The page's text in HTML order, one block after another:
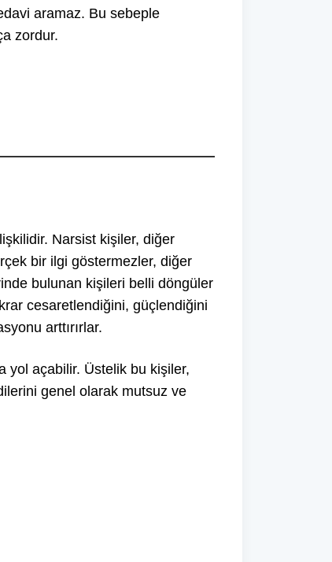
aramaz. Bu sebeple
zordur.
Narsist kişiler, diğer
bir ilgi göstermezler, diğer
bulunan kişileri belli döngüler
cesaretlendiğini, güçlendiğini
arttırırlar.
yol açabilir. Üstelik bu kişiler,
genel olarak mutsuz ve